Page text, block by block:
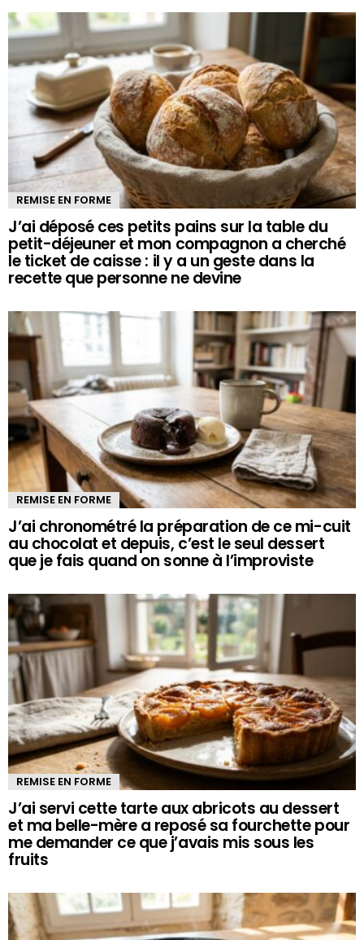
REMISE EN FORME
J’ai déposé ces petits pains sur la table du
petit-déjeuner et mon compagnon a cherché
le ticket de caisse : il y a un geste dans la
recette que personne ne devine
REMISE EN FORME
J’ai chronométré la préparation de ce mi-cuit
au chocolat et depuis, c’est le seul dessert
que je fais quand on sonne à l’improviste
REMISE EN FORME
J’ai servi cette tarte aux abricots au dessert
et ma belle-mère a reposé sa fourchette pour
me demander ce que j’avais mis sous les
fruits